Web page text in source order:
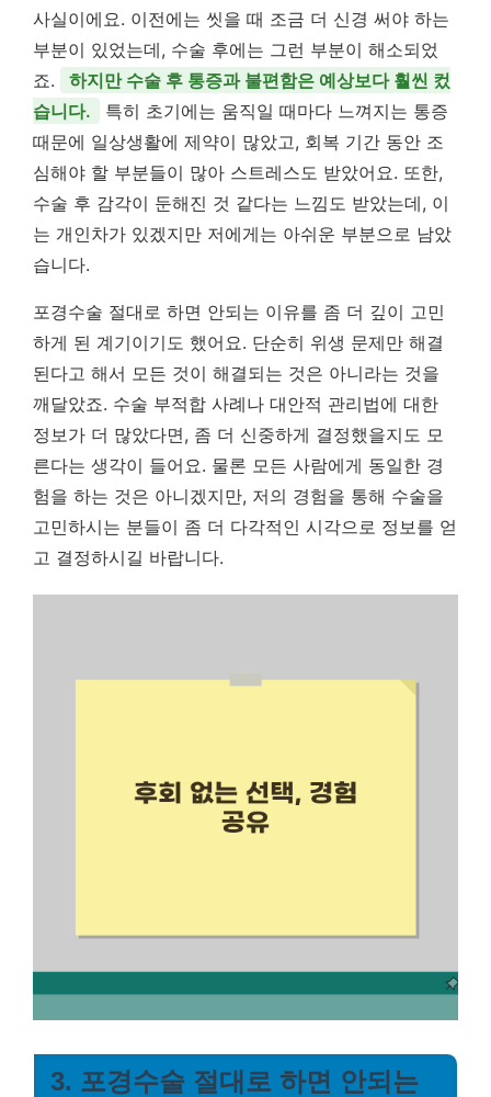
사실이에요. 이전에는 씻을 때 조금 더 신경 써야 하는
부분이 있었는데, 수술 후에는 그런 부분이 해소되었
죠.
하지만 수술 후 통증과 불편함은 예상보다 훨씬 컸
습니다.
특히 초기에는 움직일 때마다 느껴지는 통증
때문에 일상생활에 제약이 많았고, 회복 기간 동안 조
심해야 할 부분들이 많아 스트레스도 받았어요. 또한,
수술 후 감각이 둔해진 것 같다는 느낌도 받았는데, 이
는 개인차가 있겠지만 저에게는 아쉬운 부분으로 남았
습니다.
포경수술 절대로 하면 안되는 이유를 좀 더 깊이 고민
하게 된 계기이기도 했어요. 단순히 위생 문제만 해결
된다고 해서 모든 것이 해결되는 것은 아니라는 것을
깨달았죠. 수술 부적합 사례나 대안적 관리법에 대한
정보가 더 많았다면, 좀 더 신중하게 결정했을지도 모
른다는 생각이 들어요. 물론 모든 사람에게 동일한 경
험을 하는 것은 아니겠지만, 저의 경험을 통해 수술을
고민하시는 분들이 좀 더 다각적인 시각으로 정보를 얻
고 결정하시길 바랍니다.
3. 포경수술 절대로 하면 안되는